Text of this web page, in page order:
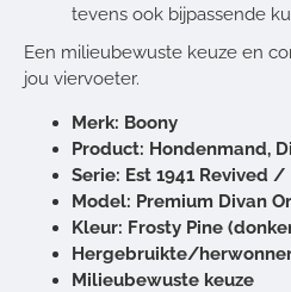
tevens ook bijpassende
Een milieubewuste keuze en
jou viervoeter.
Merk: Boony
Product: Hondenmand,
Serie: Est 1941 Revived
Model: Premium Divan
Kleur: Frosty Pine
Hergebruikte/
Milieubewuste keuze